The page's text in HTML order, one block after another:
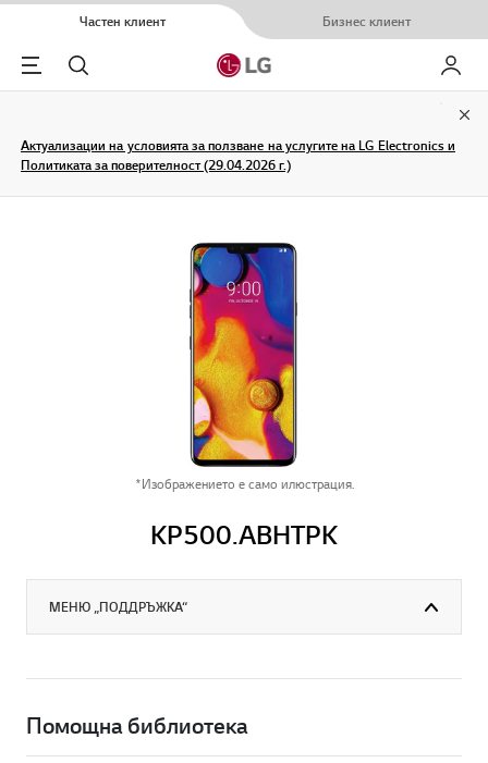
Частен клиент Бизнес клиент
Menu
Търсене Моят
Актуализации на условията за ползване на услугите на LG Electronics и
Политиката за поверителност (29.04.2026 г.)
*Изображението е само илюстрация.
KP500.ABHTPK
МЕНЮ „ПОДДРЪЖКА“
Помощна библиотека